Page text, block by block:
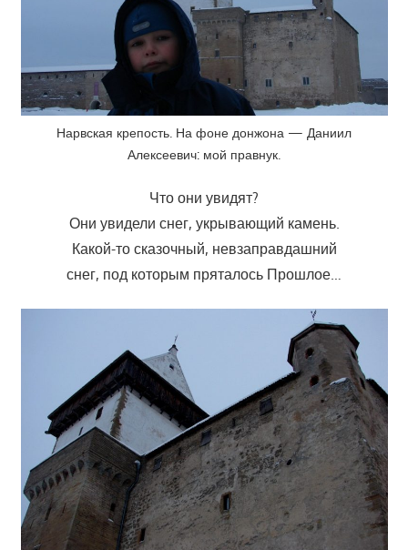
Нарвская крепость. На фоне донжона — Даниил
Алексеевич: мой правнук.
Что они увидят?
Они увидели снег, укрывающий камень.
Какой-то сказочный, невзаправдашний
снег, под которым пряталось Прошлое…